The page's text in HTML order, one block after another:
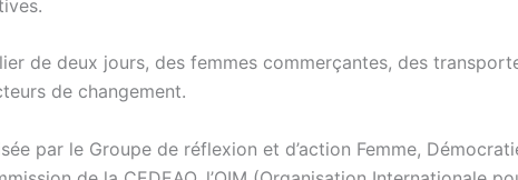
de deux jours, des femmes commerçantes, des
de changement.
par le Groupe de réflexion et d’action Femme,